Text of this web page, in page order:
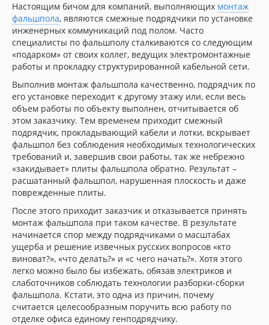
Настоящим бичом для компаний, выполняющих монтаж
фальшпола, являются смежные подрядчики по установке
инженерных коммуникаций под полом. Часто
специалисты по фальшполу сталкиваются со следующим
«подарком» от своих коллег, ведущих электромонтажные
работы и прокладку структурированной кабельной сети.
Выполнив монтаж фальшпола качественно, подрядчик по
его установке переходит к другому этажу или, если весь
объем работы по объекту выполнен, отчитывается об
этом заказчику. Тем временем приходит смежный
подрядчик, прокладывающий кабели и лотки, вскрывает
фальшпол без соблюдения необходимых технологических
требований и, завершив свои работы, так же небрежно
«закидывает» плиты фальшпола обратно. Результат –
расшатанный фальшпол, нарушенная плоскость и даже
поврежденные плиты.
После этого приходит заказчик и отказывается принять
монтаж фальшпола при таком качестве. В результате
начинается спор между подрядчиками о масштабах
ущерба и решение извечных русских вопросов «кто
виноват?», «что делать?» и «с чего начать?». Хотя этого
легко можно было бы избежать, обязав электриков и
слаботочников соблюдать технологии разборки-сборки
фальшпола. Кстати, это одна из причин, почему
считается целесообразным поручить всю работу по
отделке офиса единому генподрядчику.